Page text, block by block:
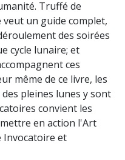
Truffé de
un guide complet,
des soirées
cycle lunaire; et
ces
même de ce livre, les
pleines lunes y sont
convient les
en action l'Art
Invocatoire et